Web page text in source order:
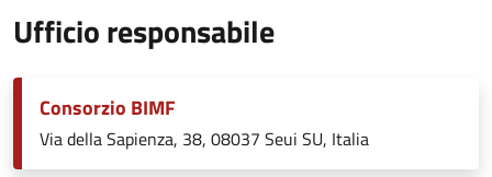
Ufficio responsabile
Consorzio BIMF
Via della Sapienza, 38, 08037 Seui SU, Italia